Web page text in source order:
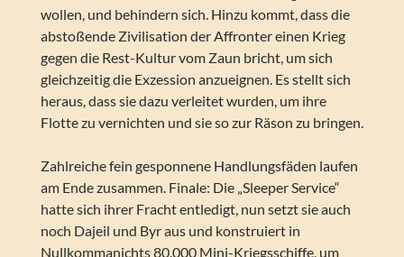
wollen, und behindern sich. Hinzu kommt, dass die
abstoßende Zivilisation der Affronter einen Krieg
gegen die Rest-Kultur vom Zaun bricht, um sich
gleichzeitig die Exzession anzueignen. Es stellt sich
heraus, dass sie dazu verleitet wurden, um ihre
Flotte zu vernichten und sie so zur Räson zu bringen.
Zahlreiche fein gesponnene Handlungsfäden laufen
am Ende zusammen. Finale: Die „Sleeper Service“
hatte sich ihrer Fracht entledigt, nun setzt sie auch
noch Dajeil und Byr aus und konstruiert in
Nullkommanichts 80.000 Mini-Kriegsschiffe, um